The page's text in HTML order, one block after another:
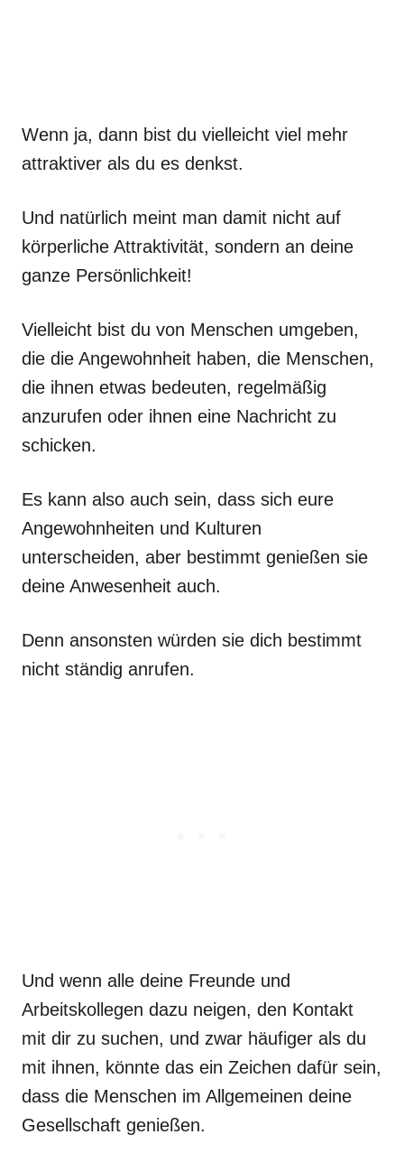
Wenn ja, dann bist du vielleicht viel mehr
attraktiver als du es denkst.
Und natürlich meint man damit nicht auf
körperliche Attraktivität, sondern an deine
ganze Persönlichkeit!
Vielleicht bist du von Menschen umgeben,
die die Angewohnheit haben, die Menschen,
die ihnen etwas bedeuten, regelmäßig
anzurufen oder ihnen eine Nachricht zu
schicken.
Es kann also auch sein, dass sich eure
Angewohnheiten und Kulturen
unterscheiden, aber bestimmt genießen sie
deine Anwesenheit auch.
Denn ansonsten würden sie dich bestimmt
nicht ständig anrufen.
Und wenn alle deine Freunde und
Arbeitskollegen dazu neigen, den Kontakt
mit dir zu suchen, und zwar häufiger als du
mit ihnen, könnte das ein Zeichen dafür sein,
dass die Menschen im Allgemeinen deine
Gesellschaft genießen.